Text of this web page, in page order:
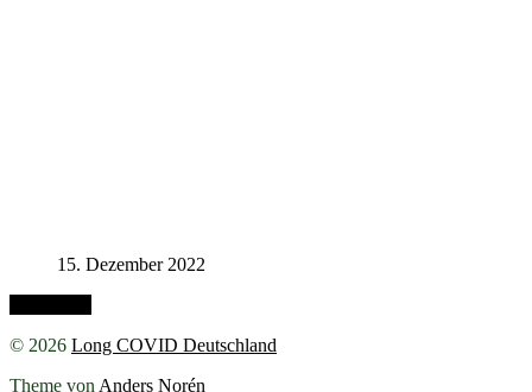
15. Dezember 2022
© 2026 Long COVID Deutschland
Theme von Anders Norén